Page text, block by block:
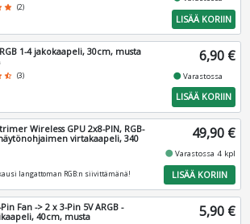
star (2)
LISÄÄ KORIIN
1-4 jakokaapeli, 30cm, musta
star_half (3)
6,90 €
fiber_manual_recordVarastossa
LISÄÄ KORIIN
Wireless GPU 2x8-PIN, RGB-
virtakaapeli, 340
langattoman RGB:n siivittämänä!
49,90 €
fiber_manual_recordVarastossa 4 kpl
LISÄÄ KORIIN
Fan -> 2 x 3-Pin 5V ARGB -
40cm, musta
5,90 €